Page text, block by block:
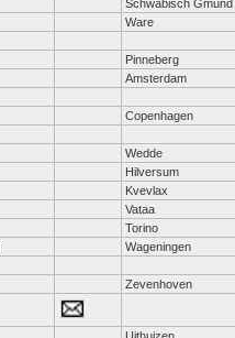
Schwäbisch Gmünd
Ware
Pinneberg
Amsterdam
Copenhagen
Wedde
Hilversum
Kvevlax
Vataa
Torino
Wageningen
Zevenhoven